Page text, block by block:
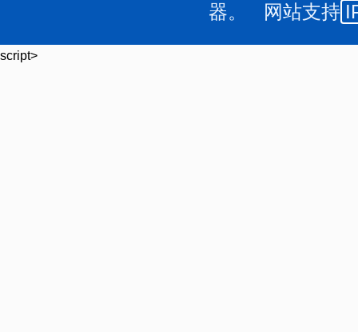
器。 网站支持
script>